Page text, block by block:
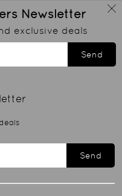
Newsletter
exclusive deals
Send
Send